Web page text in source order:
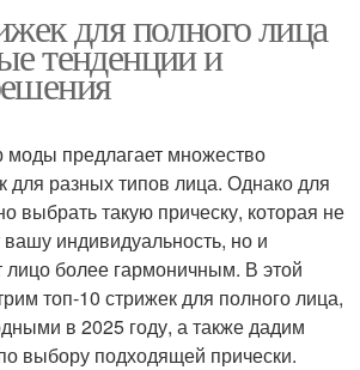
Стрижки для яркости
Тренды в стрижках
Короткие стрижки
для полного лица
тенденции и
предлагает множество
для разных типов лица. Однако для
выбрать такую прическу, которая не
вашу индивидуальность, но и
лицо более гармоничным. В этой
топ-10 стрижек для полного лица,
в 2025 году, а также дадим
выбору подходящей прически.